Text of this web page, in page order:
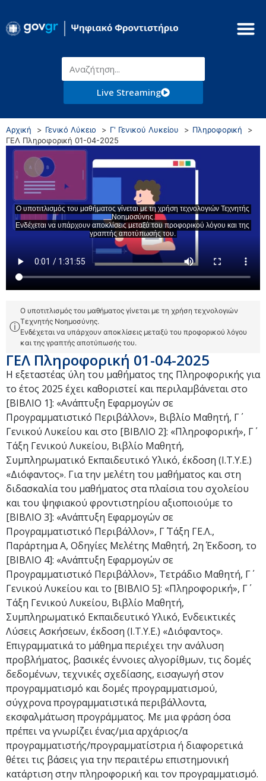
Live Streaming
Αρχική Γενικό Λύκειο Γ' Γενικού Λυκείου
Πληροφορική
ΓΕΛ Πληροφορική 01-04-2025
ⓘ
Ο υποτιτλισμός του μαθήματος γίνεται με τη χρήση τεχνολογιών
Τεχνητής Νοημοσύνης.
Ενδέχεται να υπάρχουν αποκλίσεις μεταξύ του προφορικού λόγου
και της γραπτής αποτύπωσής του.
ΓΕΛ Πληροφορική 01-04-2025
H εξεταστέας ύλη του μαθήματος της Πληροφορικής για
το έτος 2025 έχει καθοριστεί και περιλαμβάνεται στο
[ΒΙΒΛΙΟ 1]: «Ανάπτυξη Εφαρμογών σε
Προγραμματιστικό Περιβάλλον», Βιβλίο Μαθητή, Γ΄
Γενικού Λυκείου και στο [ΒΙΒΛΙΟ 2]: «Πληροφορική», Γ΄
Τάξη Γενικού Λυκείου, Βιβλίο Μαθητή,
Συμπληρωματικό Εκπαιδευτικό Υλικό, έκδοση (Ι.Τ.Υ.Ε.)
«Διόφαντος». Για την μελέτη του μαθήματος και στη
διδασκαλία του μαθήματος στα πλαίσια του σχολείου
και του ψηφιακού φροντιστηρίου αξιοποιούμε το
[ΒΙΒΛΙΟ 3]: «Ανάπτυξη Εφαρμογών σε
Προγραμματιστικό Περιβάλλον», Γ΄ Τάξη ΓΕ.Λ.,
Παράρτημα Α, Οδηγίες Μελέτης Μαθητή, 2η Έκδοση, το
[ΒΙΒΛΙΟ 4]: «Ανάπτυξη Εφαρμογών σε
Προγραμματιστικό Περιβάλλον», Τετράδιο Μαθητή, Γ΄
Γενικού Λυκείου και το [ΒΙΒΛΙΟ 5]: «Πληροφορική», Γ΄
Τάξη Γενικού Λυκείου, Βιβλίο Μαθητή,
Συμπληρωματικό Εκπαιδευτικό Υλικό, Ενδεικτικές
Λύσεις Ασκήσεων, έκδοση (Ι.Τ.Υ.Ε.) «Διόφαντος».
Επιγραμματικά το μάθημα περιέχει την ανάλυση
προβλήματος, βασικές έννοιες αλγορίθμων, τις δομές
δεδομένων, τεχνικές σχεδίασης, εισαγωγή στον
προγραμματισμό και δομές προγραμματισμού,
σύγχρονα προγραμματιστικά περιβάλλοντα,
εκσφαλμάτωση προγράμματος. Με μια φράση όσα
πρέπει να γνωρίζει ένας/μια αρχάριος/α
προγραμματιστής/προγραμματίστρια ή διαφορετικά
θέτει τις βάσεις για την περαιτέρω επιστημονική
κατάρτιση στην πληροφορική και τον προγραμματισμό.